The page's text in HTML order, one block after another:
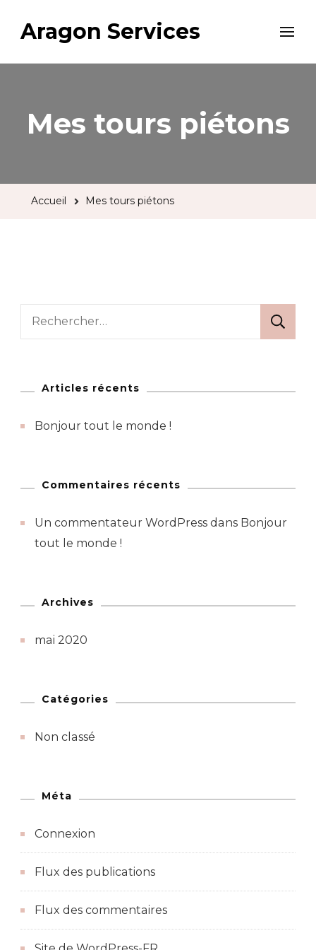
Aragon Services
Mes tours piétons
Accueil Mes tours piétons
Rechercher :
Articles récents
Bonjour tout le monde !
Commentaires récents
Un commentateur WordPress dans Bonjour
tout le monde !
Archives
mai 2020
Catégories
Non classé
Méta
Connexion
Flux des publications
Flux des commentaires